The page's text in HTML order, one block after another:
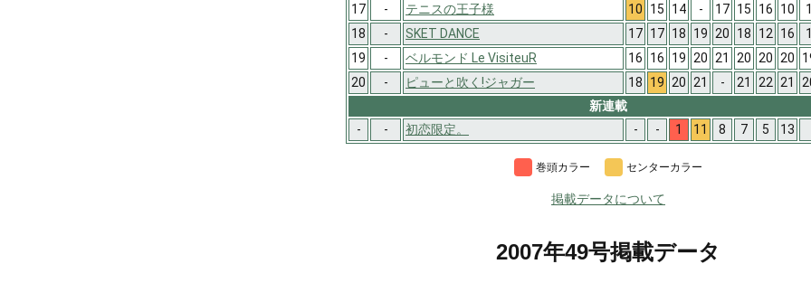
17
- テニスの王子様 10 15 14 - 17 15 16 10
18
- SKET DANCE 17 17 18 19 20 18 12 16
19
- ベルモンド Le VisiteuR 16 16 19 20 21 20 20 20
20
- ピューと吹く!ジャガー 18 19 20 21 - 21 22 21
新連載
-
- 初恋限定。 - - 1 11 8 7 5 13
巻頭カラー センターカラー
掲載データについて
2007年49号掲載データ